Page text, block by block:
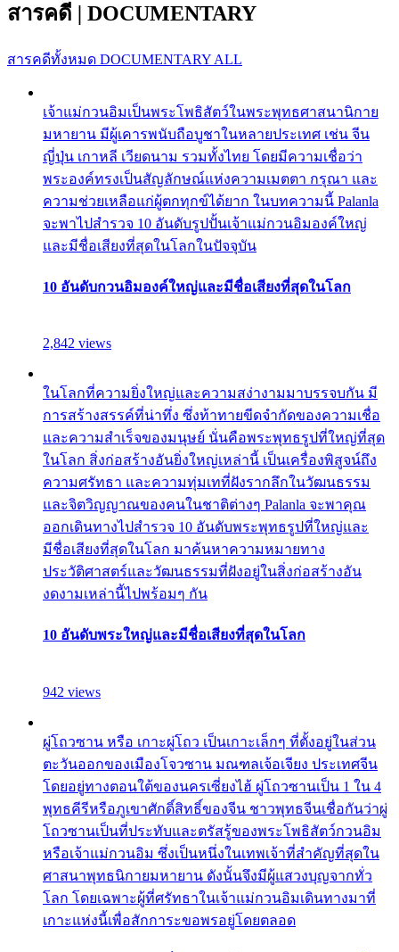
สารคดี | DOCUMENTARY
สารคดีทั้งหมด DOCUMENTARY ALL
เจ้าแม่กวนอิมเป็นพระโพธิสัตว์ในพระพุทธศาสนานิกาย
มหายาน มีผู้เคารพนับถือบูชาในหลายประเทศ เช่น จีน
ญี่ปุ่น เกาหลี เวียดนาม รวมทั้งไทย โดยมีความเชื่อว่า
พระองค์ทรงเป็นสัญลักษณ์แห่งความเมตตา กรุณา และ
ความช่วยเหลือแก่ผู้ตกทุกข์ได้ยาก ในบทความนี้ Palanla
จะพาไปสำรวจ 10 อันดับรูปปั้นเจ้าแม่กวนอิมองค์ใหญ่
และมีชื่อเสียงที่สุดในโลกในปัจจุบัน
10 อันดับกวนอิมองค์ใหญ่และมีชื่อเสียงที่สุดในโลก
2,842 views
ในโลกที่ความยิ่งใหญ่และความสง่างามมาบรรจบกัน มี
การสร้างสรรค์ที่น่าทึ่ง ซึ่งท้าทายขีดจำกัดของความเชื่อ
และความสำเร็จของมนุษย์ นั่นคือพระพุทธรูปที่ใหญ่ที่สุด
ในโลก สิ่งก่อสร้างอันยิ่งใหญ่เหล่านี้ เป็นเครื่องพิสูจน์ถึง
ความศรัทธา และความทุ่มเทที่ฝังรากลึกในวัฒนธรรม
และจิตวิญญาณของคนในชาติต่างๆ Palanla จะพาคุณ
ออกเดินทางไปสำรวจ 10 อันดับพระพุทธรูปที่ใหญ่และ
มีชื่อเสียงที่สุดในโลก มาค้นหาความหมายทาง
ประวัติศาสตร์และวัฒนธรรมที่ฝังอยู่ในสิ่งก่อสร้างอัน
งดงามเหล่านี้ไปพร้อมๆ กัน
10 อันดับพระใหญ่และมีชื่อเสียงที่สุดในโลก
942 views
ผู่โถวซาน หรือ เกาะผู่โถว เป็นเกาะเล็กๆ ที่ตั้งอยู่ในส่วน
ตะวันออกของเมืองโจวซาน มณฑลเจ้อเจียง ประเทศจีน
โดยอยู่ทางตอนใต้ของนครเซี่ยงไฮ้ ผู่โถวซานเป็น 1 ใน 4
พุทธคีรีหรือภูเขาศักดิ์สิทธิ์ของจีน ชาวพุทธจีนเชื่อกันว่าผู่
โถวซานเป็นที่ประทับและตรัสรู้ของพระโพธิสัตว์กวนอิม
หรือเจ้าแม่กวนอิม ซึ่งเป็นหนึ่งในเทพเจ้าที่สำคัญที่สุดใน
ศาสนาพุทธนิกายมหายาน ดังนั้นจึงมีผู้แสวงบุญจากทั่ว
โลก โดยเฉพาะผู้ที่ศรัทธาในเจ้าแม่กวนอิมเดินทางมาที่
เกาะแห่งนี้เพื่อสักการะขอพรอยู่โดยตลอด